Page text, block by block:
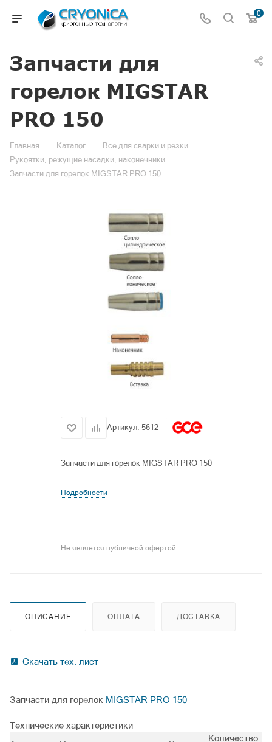
0
Запчасти для
горелок MIGSTAR
PRO 150
Главная — Каталог — Все для сварки и резки —
Рукоятки, режущие насадки, наконечники —
Запчасти для горелок MIGSTAR PRO 150
Артикул: 5612
Запчасти для горелок MIGSTAR PRO 150
Подробности
Не является публичной офертой.
ОПИСАНИЕ ОПЛАТА ДОСТАВКА
Скачать тех. лист
Запчасти для горелок MIGSTAR PRO 150
Технические характеристики
Количество